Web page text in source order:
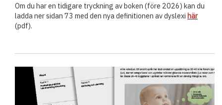
Om du har en tidigare tryckning av boken (före 2026) kan du
ladda ner sidan 73 med den nya definitionen av dyslexi här
(pdf).